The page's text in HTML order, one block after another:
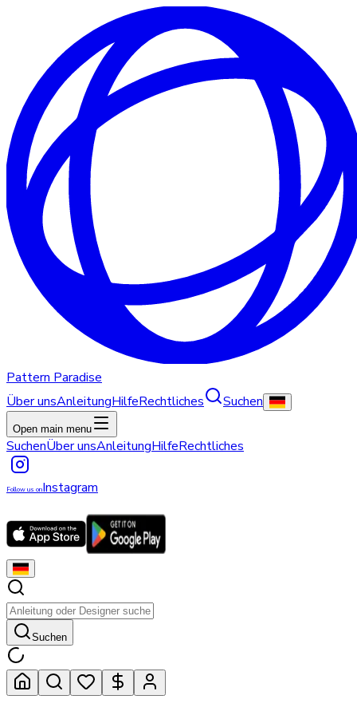
Pattern Paradise
Über unsAnleitungHilfeRechtliches Suchen
Open main menu
SuchenÜber unsAnleitungHilfeRechtliches
Follow us onInstagram
Suchen